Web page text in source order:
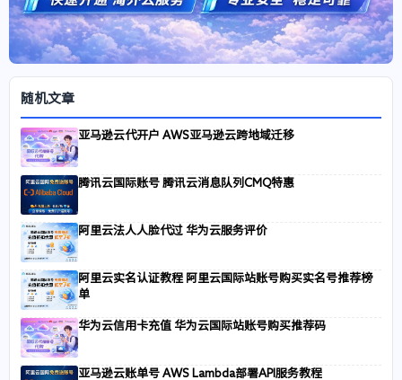
随机文章
亚马逊云代开户 AWS亚马逊云跨地域迁移
腾讯云国际账号 腾讯云消息队列CMQ特惠
阿里云法人人脸代过 华为云服务评价
阿里云实名认证教程 阿里云国际站账号购买实名号推荐榜
单
华为云信用卡充值 华为云国际站账号购买推荐码
亚马逊云账单号 AWS Lambda部署API服务教程